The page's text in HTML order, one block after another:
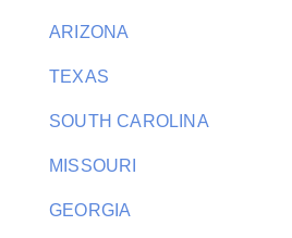
ARIZONA
TEXAS
SOUTH CAROLINA
MISSOURI
GEORGIA